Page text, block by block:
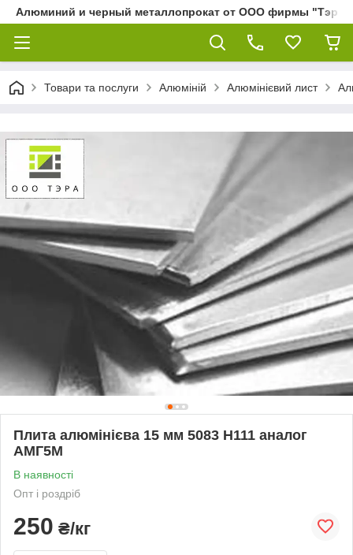
Алюминий и черный металлопрокат от ООО фирмы "Тэра"
Товари та послуги Алюміній Алюмінієвий лист
Плита алюмінієва 15 мм 5083 Н111 аналог
АМГ5М
В наявності
Опт і роздріб
250 ₴/кг